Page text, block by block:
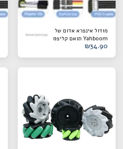
מודול אינפרא אדום של
Yahboom תואם קליפס
תנין/קו דופונט/כבל
6000300539
₪34.90